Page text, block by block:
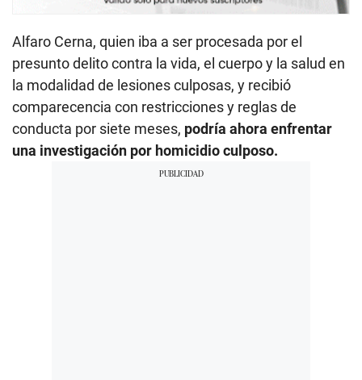
Alfaro Cerna, quien iba a ser procesada por el
presunto delito contra la vida, el cuerpo y la salud en
la modalidad de lesiones culposas, y recibió
comparecencia con restricciones y reglas de
conducta por siete meses, podría ahora enfrentar
una investigación por homicidio culposo.